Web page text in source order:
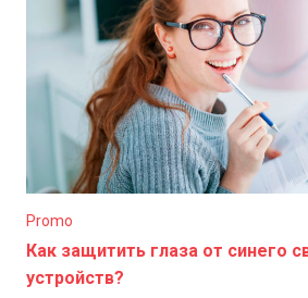
Promo
Как защитить глаза от синего
устройств?